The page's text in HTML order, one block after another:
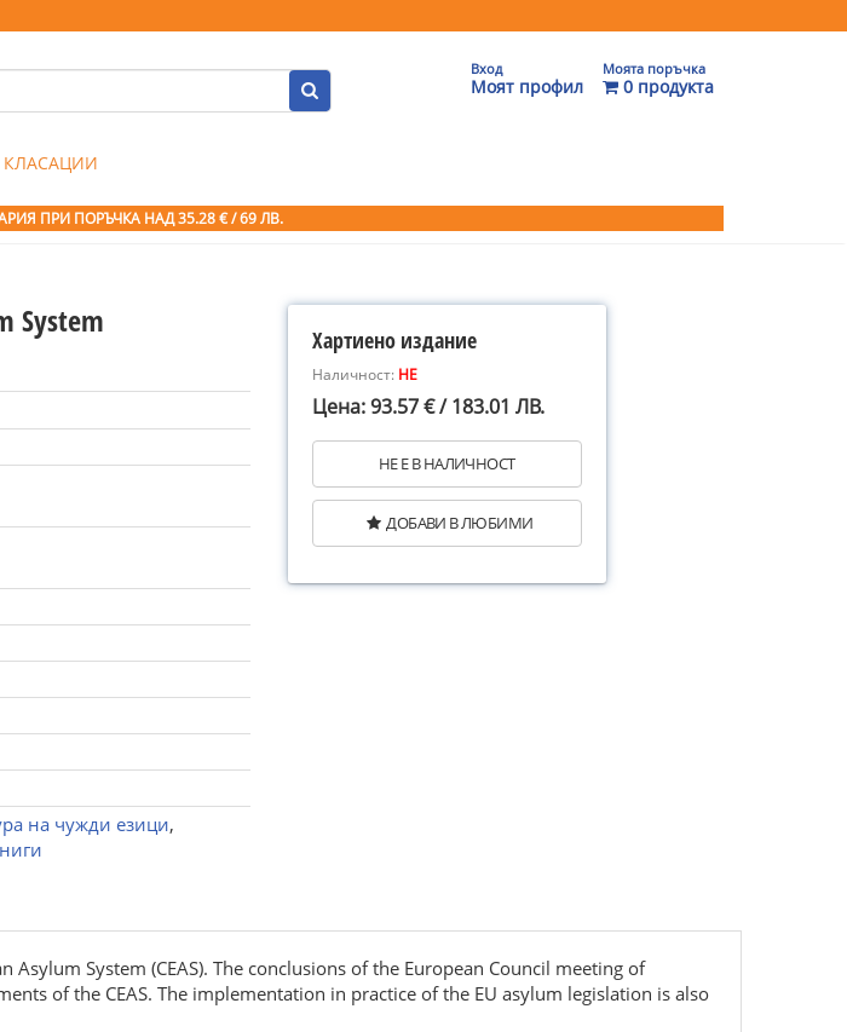
Вход
Моят профил
Моята поръчка
0 продукта
КЛАСАЦИИ
ПРИ ПОРЪЧКА НАД 35.28 € / 69 ЛВ.
System
на чужди езици,
Хартиено издание
Наличност: НЕ
Цена: 93.57 € / 183.01 ЛВ.
НЕ Е В НАЛИЧНОСТ
ДОБАВИ В ЛЮБИМИ
System (CEAS). The conclusions of the European Council meeting of
of the CEAS. The implementation in practice of the EU asylum legislation is also